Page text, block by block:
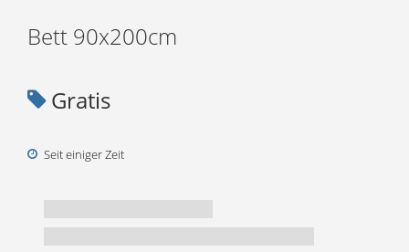
Bett 90x200cm
Gratis
Seit einiger Zeit